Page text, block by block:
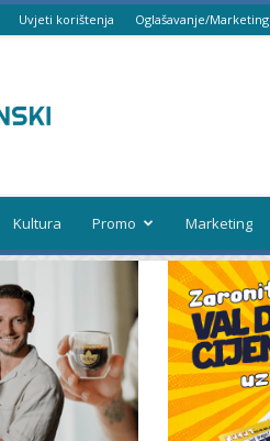
Uvjeti korištenja Oglašavanje/Marketing
Kultura Promo Marketing